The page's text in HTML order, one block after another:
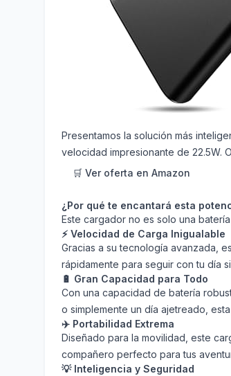
Presentamos la solución más
velocidad impresionante de 22.5W.
🛒 Ver oferta en Amazon
¿Por qué te encantará esta
Este cargador no es solo una
⚡ Velocidad de Carga Inigualable
Gracias a su tecnología avanzada,
rápidamente para seguir con tu día
🔋 Gran Capacidad para Todo
Con una capacidad de batería
o simplemente un día ajetreado,
✈️ Portabilidad Extrema
Diseñado para la movilidad, este
compañero perfecto para tus
💡 Inteligencia y Seguridad